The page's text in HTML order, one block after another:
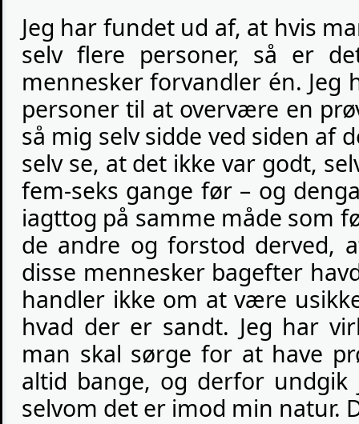
Jeg har fundet ud af, at hvis
selv flere personer, så er
mennesker forvandler én. Jeg
personer til at overvære en
så mig selv sidde ved siden af
selv se, at det ikke var godt,
fem-seks gange før – og
iagttog på samme måde som
de andre og forstod derved,
disse mennesker bagefter
handler ikke om at være
hvad der er sandt. Jeg har
man skal sørge for at have
altid bange, og derfor
selvom det er imod min natur.